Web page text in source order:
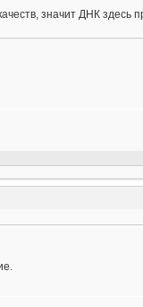
значит ДНК здесь